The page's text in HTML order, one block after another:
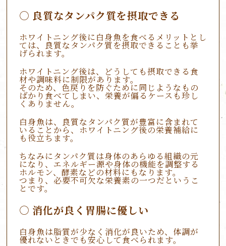
良質なタンパク質を摂取できる
ホワイトニング後に白身魚を食べるメリットとし
ては、良質なタンパク質を摂取できることも挙
げられます。
ホワイトニング後は、どうしても摂取できる食
材や調味料に制限があります。
そのため、色戻りを防ぐために同じようなもの
ばかり食べてしまい、栄養が偏るケースも珍し
くありません。
白身魚は、良質なタンパク質が豊富に含まれて
いることから、ホワイトニング後の栄養補給に
も役立ちます。
ちなみにタンパク質は身体のあらゆる組織の元
になり、エネルギー源や身体の機能を調整する
ホルモン、酵素などの材料にもなります。
つまり、必要不可欠な栄養素の一つだというこ
とです。
消化が良く胃腸に優しい
白身魚は脂質が少なく消化が良いため、体調が
優れないときでも安心して食べられます。